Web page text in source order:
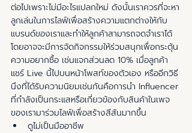
ต่อไปเพราะไม่มีอะไรแปลกใหม่ ดังนั้นเราควรที่จะหา
ลูกเล่นในการไลฟ์เพื่อสร้างความแตกต่างให้กับ
แบรนด์ของเราและทำให้ลูกค้าสามารถจดจำเราได้
โดยอาจจะมีการจัดกิจกรรมให้ร่วมสนุกเพื่อกระตุ้น
ความอยากซื้อ เช่นแจกส่วนลด 10% เมื่อลูกค้า
แชร์ Live นี้ไปบนหน้าโพสท์ของตัวเอง หรืออีกวิธี
นึงที่ได้รับความนิยมเช่นกันคือการนำ Influencer
ที่กำลังเป็นกระแสหรือเกี่ยวข้องกับสินค้าในเพจ
ของเรามาร่วมไลฟ์เพื่อสร้างสีสันมากขึ้น
ดูไม่เป็นมืออาชีพ